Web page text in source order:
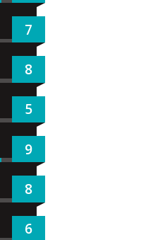
7
8
5
9
8
6